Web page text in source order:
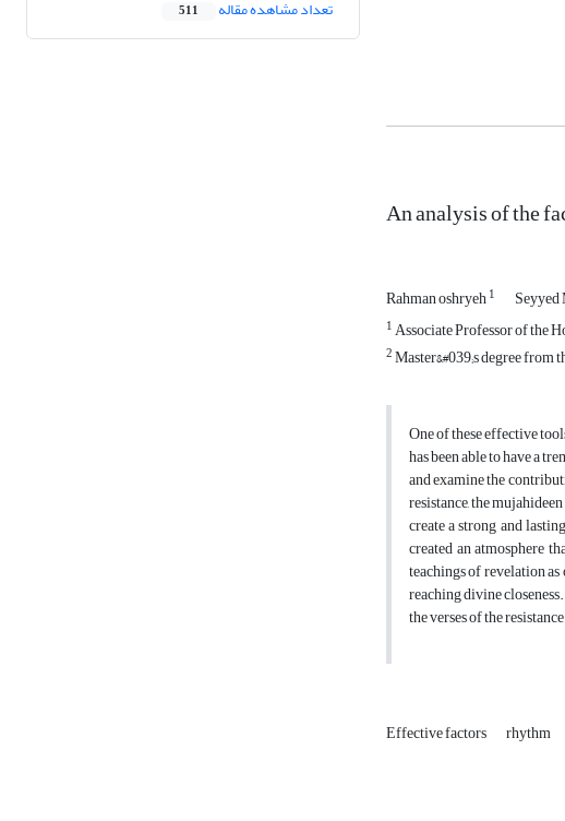
An analysis of the
Rahman oshryeh1
1Associate Professor of the
2Master&#039;s degree
One of these effective
has been able to have a
and examine the
resistance, the
create a strong and
created an atmosphere
teachings of revelation
reaching divine
the verses of the
Effective factors rhythm
تعداد مشاهده مقاله 511